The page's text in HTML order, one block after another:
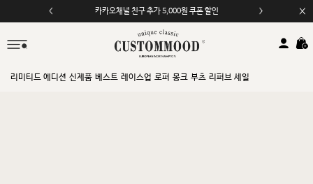
카카오채널 친구 추가 5,000원 쿠폰 할인
리미티드 에디션 신제품 베스트 레이스업 로퍼 몽크 부츠 리퍼브 세일